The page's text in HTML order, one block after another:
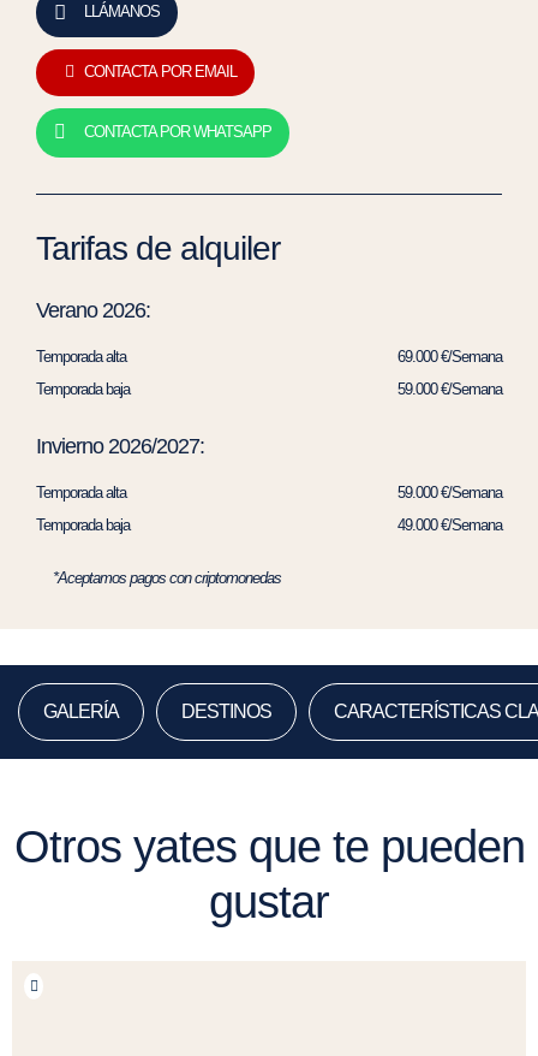
LLÁMANOS
CONTACTA POR EMAIL
CONTACTA POR WHATSAPP
Tarifas de alquiler
Verano 2026:
Temporada alta
69.000 €/Semana
Temporada baja
59.000 €/Semana
Invierno 2026/2027:
Temporada alta
59.000 €/Semana
Temporada baja
49.000 €/Semana
*Aceptamos pagos con criptomonedas
GALERÍA DESTINOS CARACTERÍSTICAS
Otros yates que te pueden
gustar